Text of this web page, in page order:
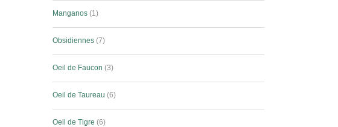
Manganos 1
Obsidiennes 7
Oeil de Faucon 3
Oeil de Taureau 6
Oeil de Tigre 6